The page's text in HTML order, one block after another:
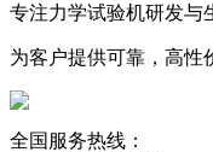
专注力学试验机研发与
为客户提供可靠，高性
全国服务热线：